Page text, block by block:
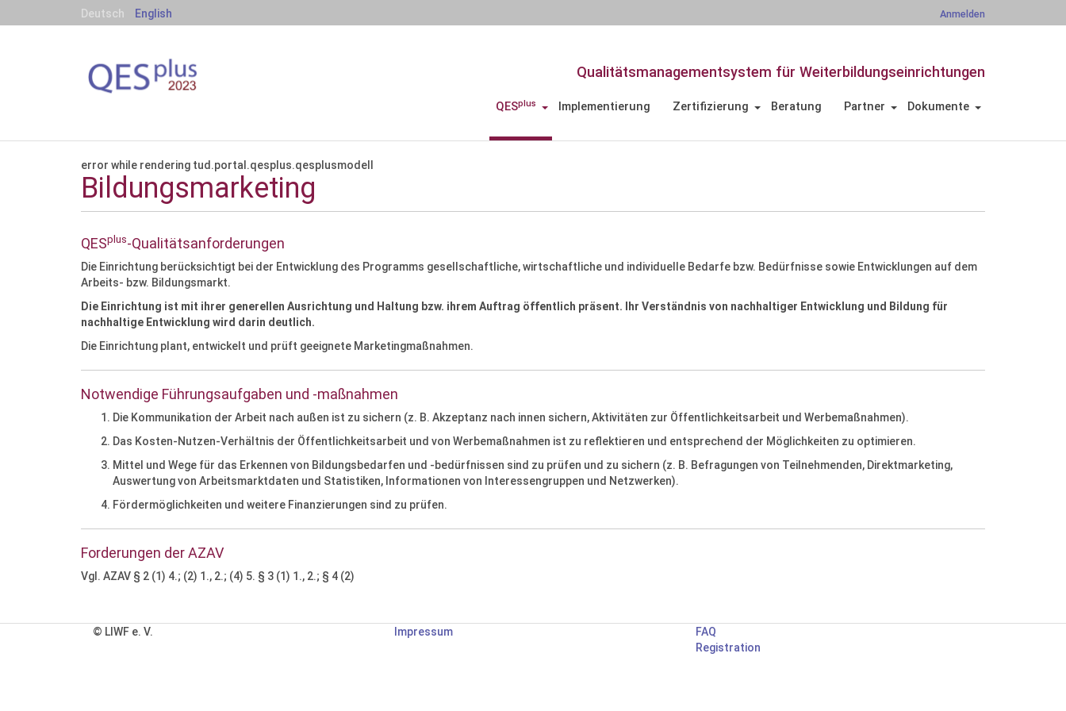
Anmelden
Deutsch English
Qualitätsmanagementsystem für Weiterbildungseinrichtungen
QESplus Implementierung Zertifizierung Beratung Partner Dokumente
error while rendering tud.portal.qesplus.qesplusmodell
Bildungsmarketing
QESplus-Qualitätsanforderungen
Die Einrichtung berücksichtigt bei der Entwicklung des Programms gesellschaftliche, wirtschaftliche und individuelle Bedarfe bzw. Bedürfnisse sowie Entwicklungen auf dem
Arbeits- bzw. Bildungsmarkt.
Die Einrichtung ist mit ihrer generellen Ausrichtung und Haltung bzw. ihrem Auftrag öffentlich präsent. Ihr Verständnis von nachhaltiger Entwicklung und Bildung für
nachhaltige Entwicklung wird darin deutlich.
Die Einrichtung plant, entwickelt und prüft geeignete Marketingmaßnahmen.
Notwendige Führungsaufgaben und -maßnahmen
Die Kommunikation der Arbeit nach außen ist zu sichern (z. B. Akzeptanz nach innen sichern, Aktivitäten zur Öffentlichkeitsarbeit und Werbemaßnahmen).
Das Kosten-Nutzen-Verhältnis der Öffentlichkeitsarbeit und von Werbemaßnahmen ist zu reflektieren und entsprechend der Möglichkeiten zu optimieren.
Mittel und Wege für das Erkennen von Bildungsbedarfen und -bedürfnissen sind zu prüfen und zu sichern (z. B. Befragungen von Teilnehmenden, Direktmarketing,
Auswertung von Arbeitsmarktdaten und Statistiken, Informationen von Interessengruppen und Netzwerken).
Fördermöglichkeiten und weitere Finanzierungen sind zu prüfen.
Forderungen der AZAV
Vgl. AZAV § 2 (1) 4.; (2) 1., 2.; (4) 5. § 3 (1) 1., 2.; § 4 (2)
© LIWF e. V. Impressum
FAQ
Registration